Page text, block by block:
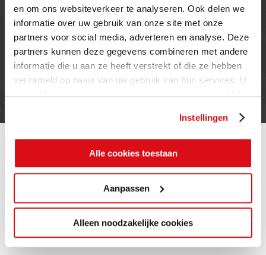
en om ons websiteverkeer te analyseren. Ook delen we
informatie over uw gebruik van onze site met onze
partners voor social media, adverteren en analyse. Deze
partners kunnen deze gegevens combineren met andere
informatie die u aan ze heeft verstrekt of die ze hebben
verzameld op basis van uw gebruik van hun services. U
gaat akkoord met onze cookies als u onze website blijft
Instellingen
Alle cookies toestaan
Aanpassen
Alleen noodzakelijke cookies
INFORMATIE
Privacy verklaring
Cookie beleid
Contact